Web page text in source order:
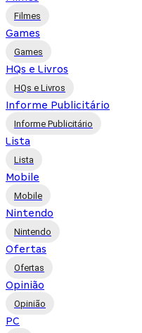
Filmes
Games
Games
HQs e Livros
HQs e Livros
Informe Publicitário
Informe Publicitário
Lista
Lista
Mobile
Mobile
Nintendo
Nintendo
Ofertas
Ofertas
Opinião
Opinião
PC